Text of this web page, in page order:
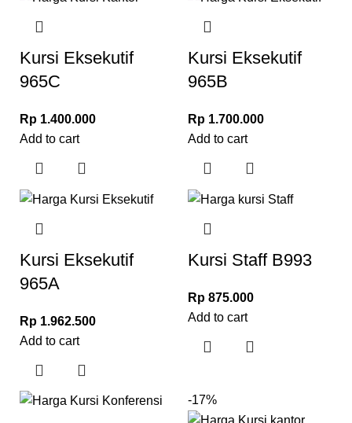
Kursi Eksekutif
965C
Rp 1.400.000
Add to cart
Kursi Eksekutif
965B
Rp 1.700.000
Add to cart
Kursi Eksekutif
965A
Rp 1.962.500
Add to cart
Kursi Staff B993
Rp 875.000
Add to cart
-17%